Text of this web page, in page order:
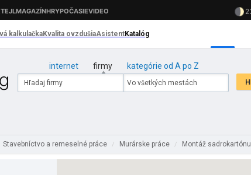
internet firmy kategórie od A po Z
Stavebníctvo a remeselné práce / Murárske práce / Montáž sadrokartónu